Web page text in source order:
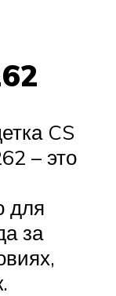
CS
– это
для
за